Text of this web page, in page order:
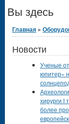
Вы здесь
Главная »
Новости
Ученые
юпитер»
хирурги I
более